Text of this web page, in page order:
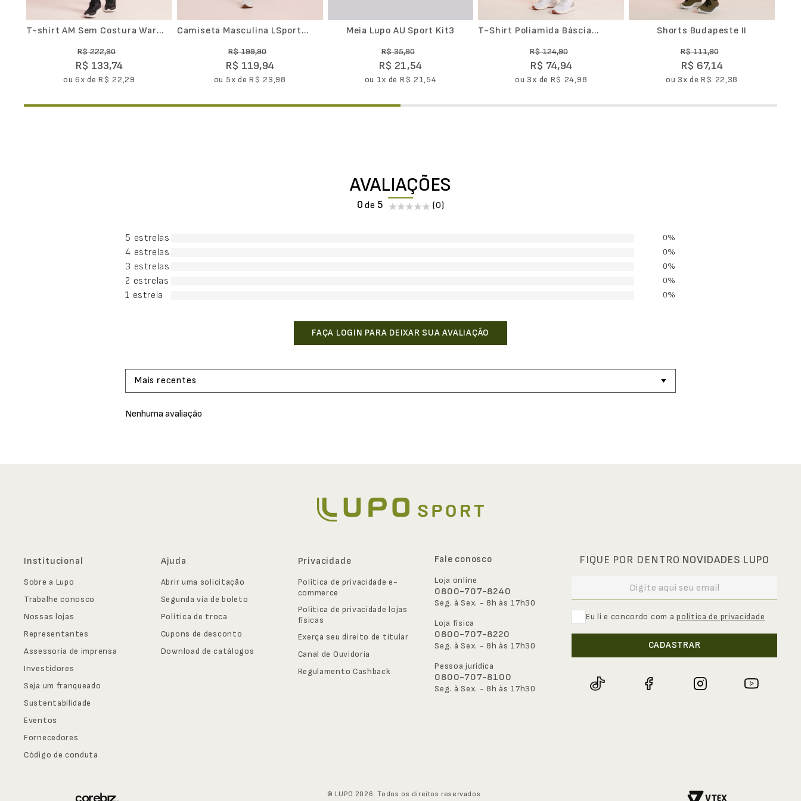
T-shirt AM Sem Costura Warm
R$222,90
R$ 133,74
ou6x deR$ 22,29
Camiseta Masculina LSport
R$199,90
R$ 119,94
ou 5x deR$ 23,98
Meia Lupo AU Sport Kit3
R$35,90
R$ 21,54
ou 1x de R$ 21,54
T-Shirt Poliamida Báscia
R$124,90
R$ 74,94
ou 3x de R$ 24,98
Shorts Budapeste II
R$111,90
R$ 67,14
ou 3x deR$ 22,38
AVALIAÇÕES
0 (0)
5 estrelas 0%
4 estrelas 0%
3 estrelas 0%
2 estrelas 0%
1 estrela 0%
Mais recentes
Nenhuma avaliação
Institucional
Sobre a Lupo
Trabalhe conosco
Nossas lojas
Representantes
Assessoria de imprensa
Investidores
Seja um franqueado
Sustentabilidade
Eventos
Fornecedores
Código de conduta
Ajuda
Abrir uma solicitação
Segunda via de boleto
Política de troca
Cupons de desconto
Download de catálogos
Privacidade
Política de privacidade e-
commerce
Política de privacidade lojas
físicas
Exerça seu direito de titular
Canal de Ouvidoria
Regulamento Cashback
Fale conosco
Loja online
0800-707-8240
Seg. à Sex. - 8h às 17h30
Loja física
0800-707-8220
Seg. à Sex. - 8h às 17h30
Pessoa jurídica
0800-707-8100
Seg. à Sex. - 8h às 17h30
FIQUE POR DENTRO NOVIDADES LUPO
Eu li e concordo com apolítica de privacidade
CADASTRAR
© LUPO 2026. Todos os direitos reservados